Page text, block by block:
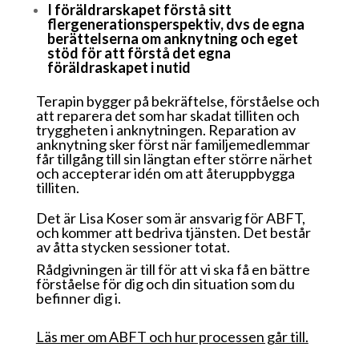
I föräldrarskapet förstå sitt
flergenerationsperspektiv, dvs de egna
berättelserna om anknytning och eget
stöd för att förstå det egna
föräldraskapet i nutid
Terapin bygger på bekräftelse, förståelse och
att reparera det som har skadat tilliten och
tryggheten i anknytningen. Reparation av
anknytning sker först när familjemedlemmar
får tillgång till sin längtan efter större närhet
och accepterar idén om att återuppbygga
tilliten.
Det är Lisa Koser som är ansvarig för ABFT,
och kommer att bedriva tjänsten. Det består
av åtta stycken sessioner totat.
Rådgivningen är till för att vi ska få en bättre
förståelse för dig och din situation som du
befinner dig i.
Läs mer om ABFT och hur processen går till.